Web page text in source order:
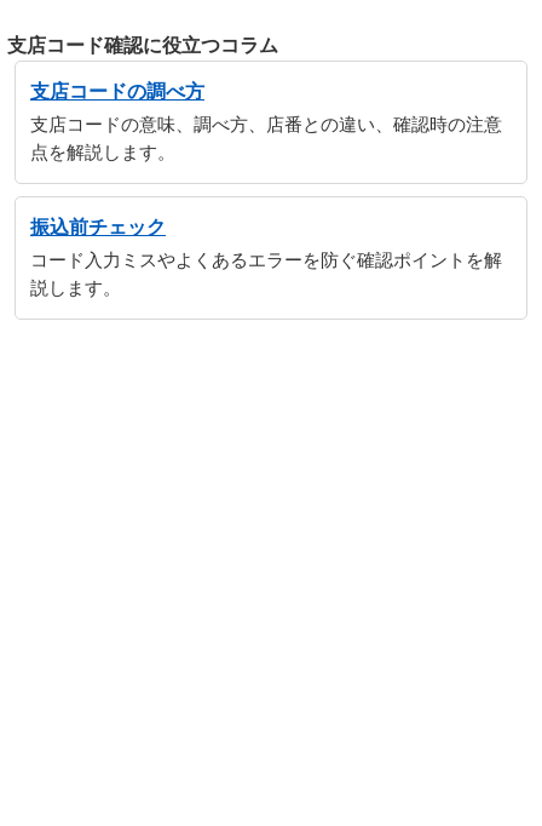
支店コード確認に役立つコラム
支店コードの調べ方
支店コードの意味、調べ方、店番との違い、確認時の注意
点を解説します。
振込前チェック
コード入力ミスやよくあるエラーを防ぐ確認ポイントを解
説します。